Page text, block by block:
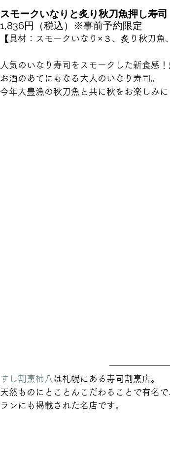
スモークいなりと炙り秋刀魚押し寿司
1,836円（税込）※事前予約限定
【具材：スモークいなり×３、炙り秋刀
人気のいなり寿司をスモークした新食感
お酒のあてにもなる大人のいなり寿司。
今年大豊漁の秋刀魚と共に秋をお楽しみに
すし割烹柿八 は札幌にある寿司割烹店。
天然ものにとことんこだわることで有名
ランにも掲載された名店です。